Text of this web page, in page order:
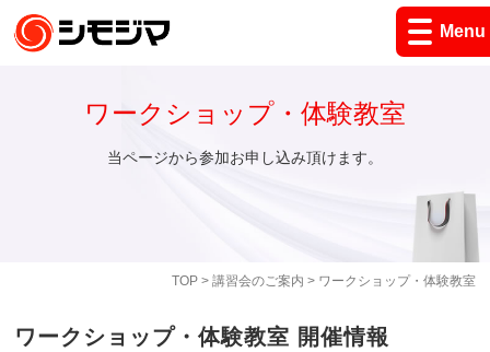
Menu
TOP> 講習会のご案内 > ワークショップ・体験教室
ワークショップ・体験教室
当ページから参加お申し込み頂けます。
ワークショップ・体験教室 開催情報